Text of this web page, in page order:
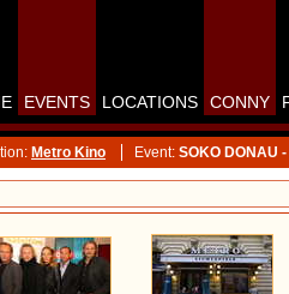
EVENTS LOCATIONS CONNY
Metro Kino Event: SOKO DONAU